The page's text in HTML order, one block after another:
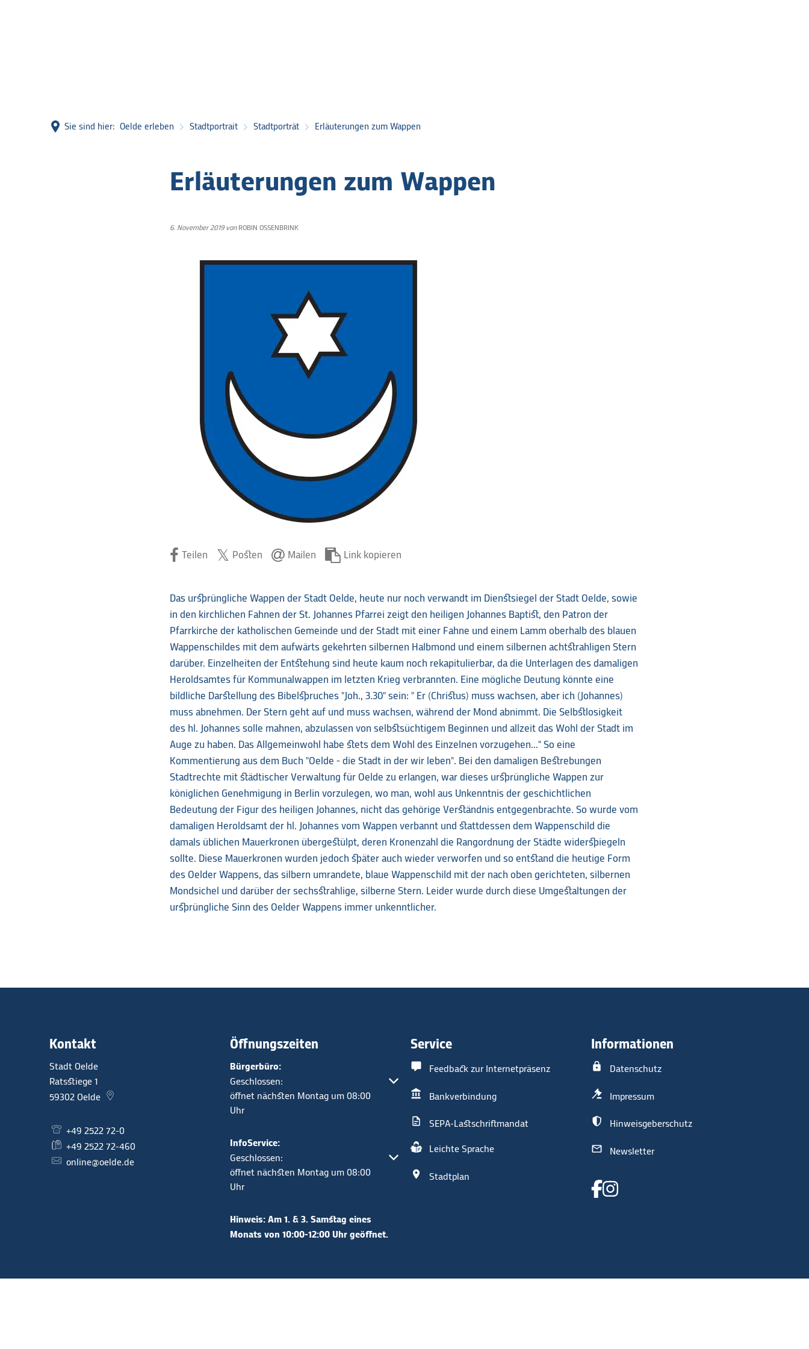
Sie sind hier: Oelde erleben Stadtportrait Stadtporträt Erläuterungen zum Wappen
Erläuterungen zum Wappen
6. November 2019 vonROBIN OSSENBRINK
Teilen Posten Mailen Link kopieren
Das ursprüngliche Wappen der Stadt Oelde, heute nur noch verwandt im Dienstsiegel der Stadt Oelde, sowie
in den kirchlichen Fahnen der St. Johannes Pfarrei zeigt den heiligen Johannes Baptist, den Patron der
Pfarrkirche der katholischen Gemeinde und der Stadt mit einer Fahne und einem Lamm oberhalb des blauen
Wappenschildes mit dem aufwärts gekehrten silbernen Halbmond und einem silbernen achtstrahligen Stern
darüber. Einzelheiten der Entstehung sind heute kaum noch rekapitulierbar, da die Unterlagen des damaligen
Heroldsamtes für Kommunalwappen im letzten Krieg verbrannten. Eine mögliche Deutung könnte eine
bildliche Darstellung des Bibelspruches "Joh., 3.30" sein: " Er (Christus) muss wachsen, aber ich (Johannes)
muss abnehmen. Der Stern geht auf und muss wachsen, während der Mond abnimmt. Die Selbstlosigkeit
des hl. Johannes solle mahnen, abzulassen von selbstsüchtigem Beginnen und allzeit das Wohl der Stadt im
Auge zu haben. Das Allgemeinwohl habe stets dem Wohl des Einzelnen vorzugehen..." So eine
Kommentierung aus dem Buch "Oelde - die Stadt in der wir leben". Bei den damaligen Bestrebungen
Stadtrechte mit städtischer Verwaltung für Oelde zu erlangen, war dieses ursprüngliche Wappen zur
königlichen Genehmigung in Berlin vorzulegen, wo man, wohl aus Unkenntnis der geschichtlichen
Bedeutung der Figur des heiligen Johannes, nicht das gehörige Verständnis entgegenbrachte. So wurde vom
damaligen Heroldsamt der hl. Johannes vom Wappen verbannt und stattdessen dem Wappenschild die
damals üblichen Mauerkronen übergestülpt, deren Kronenzahl die Rangordnung der Städte widerspiegeln
sollte. Diese Mauerkronen wurden jedoch später auch wieder verworfen und so entstand die heutige Form
des Oelder Wappens, das silbern umrandete, blaue Wappenschild mit der nach oben gerichteten, silbernen
Mondsichel und darüber der sechsstrahlige, silberne Stern. Leider wurde durch diese Umgestaltungen der
ursprüngliche Sinn des Oelder Wappens immer unkenntlicher.
Kontakt
Stadt Oelde
Ratsstiege 1
59302 Oelde
+49 2522 72-0
+49 2522 72-460
online@oelde.de
Öffnungszeiten
Bürgerbüro:
Klicken, um weitere Öffnungs- oder Schließzeiten auszublenden
Geschlossen:
öffnet nächsten Montag um 08:00
Uhr
InfoService:
Klicken, um weitere Öffnungs- oder Schließzeiten auszublenden
Geschlossen:
öffnet nächsten Montag um 08:00
Uhr
Hinweis: Am 1. & 3. Samstag eines
Monats von 10:00-12:00 Uhr geöffnet.
Service
Feedback zur Internetpräsenz
Bankverbindung
SEPA-Lastschriftmandat
Leichte Sprache
Stadtplan
Informationen
Datenschutz
Impressum
Hinweisgeberschutz
Newsletter